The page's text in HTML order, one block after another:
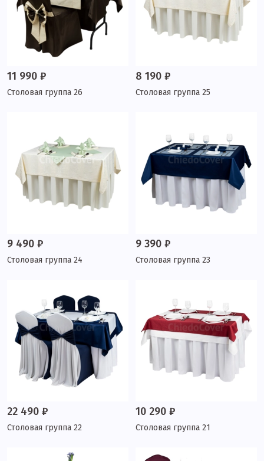
11 990 ₽
Столовая группа 26
8 190 ₽
Столовая группа 25
9 490 ₽
Столовая группа 24
9 390 ₽
Столовая группа 23
22 490 ₽
Столовая группа 22
10 290 ₽
Столовая группа 21